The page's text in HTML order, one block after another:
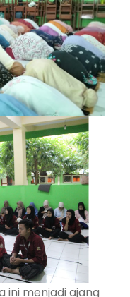
ini menjadi ajang